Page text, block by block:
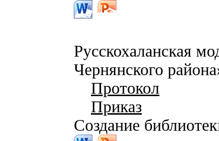
Русскохаланская
Чернянского
Протокол
Приказ
Создание